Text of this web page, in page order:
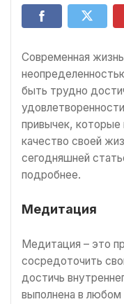
Современная
быть трудно
привычек,
качество своей
сегодняшней
подробнее.
Медитация
Медитация – это
сосредоточить
достичь
выполнена в